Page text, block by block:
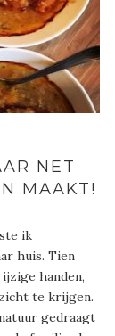
NET
MAAKT!
ik
huis. Tien
handen,
te krijgen.
gedraagt